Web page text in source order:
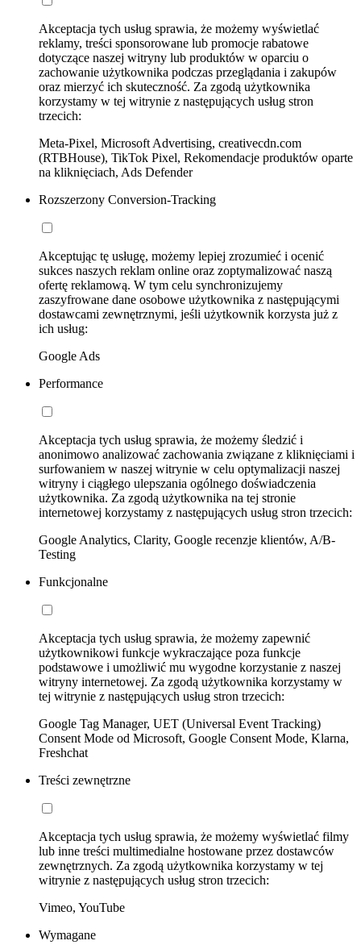
Akceptacja tych usług sprawia, że możemy wyświetlać
reklamy, treści sponsorowane lub promocje rabatowe
dotyczące naszej witryny lub produktów w oparciu o
zachowanie użytkownika podczas przeglądania i zakupów
oraz mierzyć ich skuteczność. Za zgodą użytkownika
korzystamy w tej witrynie z następujących usług stron
trzecich:
Meta-Pixel, Microsoft Advertising, creativecdn.com
(RTBHouse), TikTok Pixel, Rekomendacje produktów oparte
na kliknięciach, Ads Defender
Rozszerzony Conversion-Tracking
Akceptując tę usługę, możemy lepiej zrozumieć i ocenić
sukces naszych reklam online oraz zoptymalizować naszą
ofertę reklamową. W tym celu synchronizujemy
zaszyfrowane dane osobowe użytkownika z następującymi
dostawcami zewnętrznymi, jeśli użytkownik korzysta już z
ich usług:
Google Ads
Performance
Akceptacja tych usług sprawia, że możemy śledzić i
anonimowo analizować zachowania związane z kliknięciami i
surfowaniem w naszej witrynie w celu optymalizacji naszej
witryny i ciągłego ulepszania ogólnego doświadczenia
użytkownika. Za zgodą użytkownika na tej stronie
internetowej korzystamy z następujących usług stron trzecich:
Google Analytics, Clarity, Google recenzje klientów, A/B-
Testing
Funkcjonalne
Akceptacja tych usług sprawia, że możemy zapewnić
użytkownikowi funkcje wykraczające poza funkcje
podstawowe i umożliwić mu wygodne korzystanie z naszej
witryny internetowej. Za zgodą użytkownika korzystamy w
tej witrynie z następujących usług stron trzecich:
Google Tag Manager, UET (Universal Event Tracking)
Consent Mode od Microsoft, Google Consent Mode, Klarna,
Freshchat
Treści zewnętrzne
Akceptacja tych usług sprawia, że możemy wyświetlać filmy
lub inne treści multimedialne hostowane przez dostawców
zewnętrznych. Za zgodą użytkownika korzystamy w tej
witrynie z następujących usług stron trzecich:
Vimeo, YouTube
Wymagane